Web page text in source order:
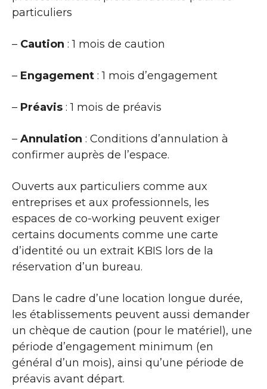
particuliers
– Caution : 1 mois de caution
– Engagement : 1 mois d’engagement
– Préavis : 1 mois de préavis
– Annulation : Conditions d’annulation à
confirmer auprès de l’espace.
Ouverts aux particuliers comme aux
entreprises et aux professionnels, les
espaces de co-working peuvent exiger
certains documents comme une carte
d’identité ou un extrait KBIS lors de la
réservation d’un bureau.
Dans le cadre d’une location longue durée,
les établissements peuvent aussi demander
un chèque de caution (pour le matériel), une
période d’engagement minimum (en
général d’un mois), ainsi qu’une période de
préavis avant départ.